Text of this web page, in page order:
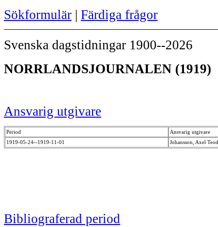
Sökformulär | Färdiga frågor
Svenska dagstidningar 1900--2026
NORRLANDSJOURNALEN (1919)
Ansvarig utgivare
Period
Ansvarig utgivare
1919-05-24--1919-11-01
Johansson, Axel
Bibliograferad period